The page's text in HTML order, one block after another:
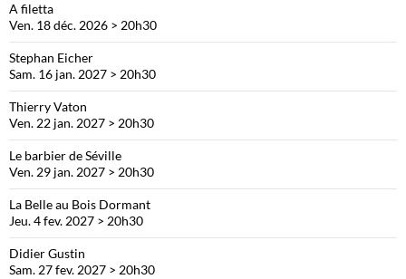
A filetta
Ven. 18 déc. 2026 > 20h30
Stephan Eicher
Sam. 16 jan. 2027 > 20h30
Thierry Vaton
Ven. 22 jan. 2027 > 20h30
Le barbier de Séville
Ven. 29 jan. 2027 > 20h30
La Belle au Bois Dormant
Jeu. 4 fev. 2027 > 20h30
Didier Gustin
Sam. 27 fev. 2027 > 20h30